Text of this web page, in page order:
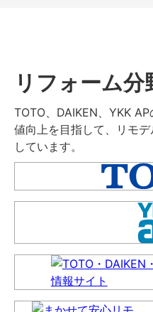
リフォーム
TOTO、DAIKEN、YKK
値向上を目指して、リモ
しています。